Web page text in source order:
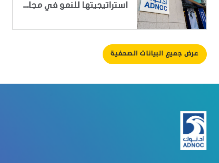
استراتيجيتها للنمو في مجا...
عرض جميع البيانات الصحفية